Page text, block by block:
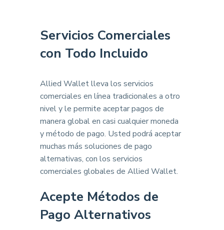
Servicios Comerciales
con Todo Incluido
Allied Wallet lleva los servicios
comerciales en línea tradicionales a otro
nivel y le permite aceptar pagos de
manera global en casi cualquier moneda
y método de pago. Usted podrá aceptar
muchas más soluciones de pago
alternativas, con los servicios
comerciales globales de Allied Wallet.
Acepte Métodos de
Pago Alternativos